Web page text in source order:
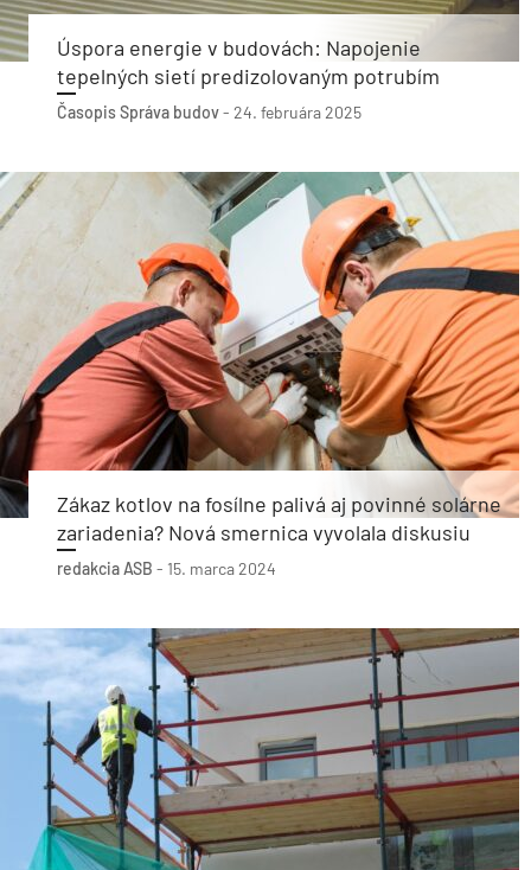
Úspora energie v budovách: Napojenie
tepelných sietí predizolovaným potrubím
Časopis Správa budov- 24. februára 2025
Zákaz kotlov na fosílne palivá aj povinné solárne
zariadenia? Nová smernica vyvolala diskusiu
redakcia ASB - 15. marca 2024